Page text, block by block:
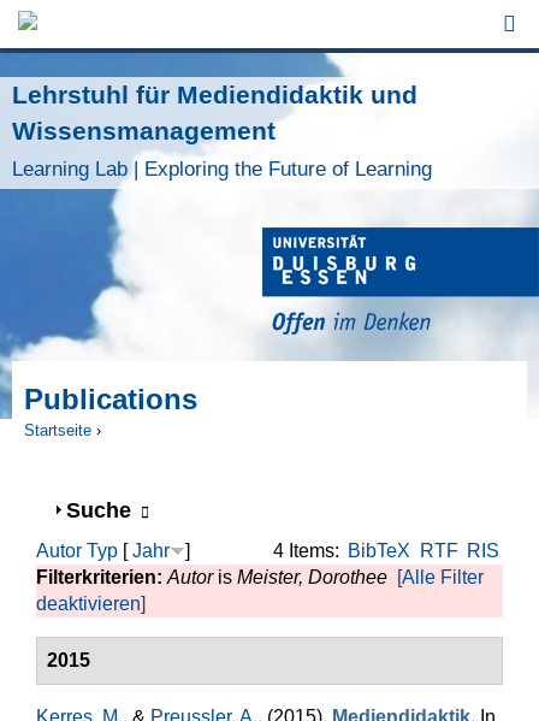
Jump to Navigation
Lehrstuhl für Mediendidaktik und
Wissensmanagement
Learning Lab | Exploring the Future of Learning
Publications
Startseite ›
Anzeigen
Suche
4 Items: BibTeX RTF RIS
Autor Typ [Jahr
]
Filterkriterien: Autoris Meister, Dorothee [Alle Filter
deaktivieren]
2015
Kerres, M., & Preussler, A.. (2015). Mediendidaktik. In